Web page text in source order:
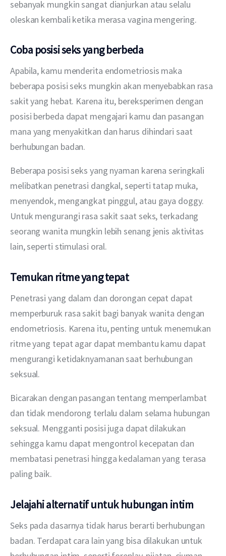
sebanyak mungkin sangat dianjurkan atau selalu
oleskan kembali ketika merasa vagina mengering.
Coba posisi seks yang berbeda
Apabila, kamu menderita endometriosis maka
beberapa posisi seks mungkin akan menyebabkan rasa
sakit yang hebat. Karena itu, bereksperimen dengan
posisi berbeda dapat mengajari kamu dan pasangan
mana yang menyakitkan dan harus dihindari saat
berhubungan badan.
Beberapa posisi seks yang nyaman karena seringkali
melibatkan penetrasi dangkal, seperti tatap muka,
menyendok, mengangkat pinggul, atau gaya doggy.
Untuk mengurangi rasa sakit saat seks, terkadang
seorang wanita mungkin lebih senang jenis aktivitas
lain, seperti stimulasi oral.
Temukan ritme yang tepat
Penetrasi yang dalam dan dorongan cepat dapat
memperburuk rasa sakit bagi banyak wanita dengan
endometriosis. Karena itu, penting untuk menemukan
ritme yang tepat agar dapat membantu kamu dapat
mengurangi ketidaknyamanan saat berhubungan
seksual.
Bicarakan dengan pasangan tentang memperlambat
dan tidak mendorong terlalu dalam selama hubungan
seksual. Mengganti posisi juga dapat dilakukan
sehingga kamu dapat mengontrol kecepatan dan
membatasi penetrasi hingga kedalaman yang terasa
paling baik.
Jelajahi alternatif untuk hubungan intim
Seks pada dasarnya tidak harus berarti berhubungan
badan. Terdapat cara lain yang bisa dilakukan untuk